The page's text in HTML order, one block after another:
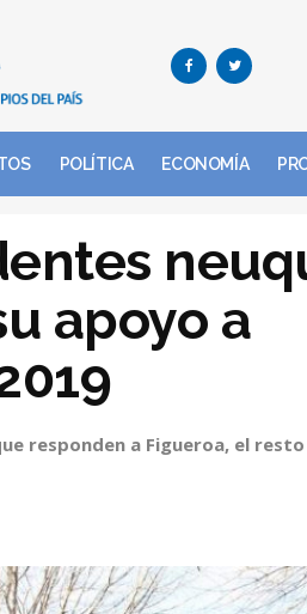
POLÍTICA ECONOMÍA
apoyo a
responden a Figueroa, el